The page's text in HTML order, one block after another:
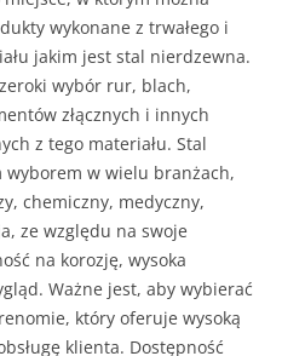
wykonane z trwałego i
jakim jest stal nierdzewna.
wybór rur, blach,
złącznych i innych
z tego materiału. Stal
w wielu branżach,
chemiczny, medyczny,
ze względu na swoje
na korozję, wysoka
Ważne jest, aby wybierać
który oferuje wysoką
klienta. Dostępność